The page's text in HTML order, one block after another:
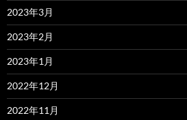
2023年3月
2023年2月
2023年1月
2022年12月
2022年11月